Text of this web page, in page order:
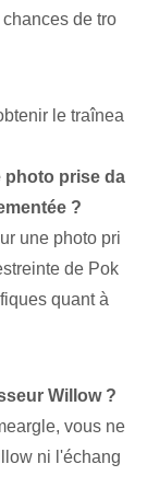
de tro
le traînea
photo‌ prise da
?
une photo pri
de Pok
quant à
Willow ?
vous ne
ni l'échang